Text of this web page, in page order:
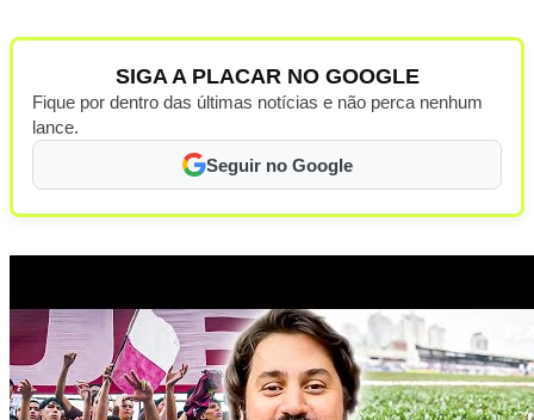
SIGA A PLACAR NO GOOGLE
Fique por dentro das últimas notícias e não perca nenhum
lance.
Seguir no Google